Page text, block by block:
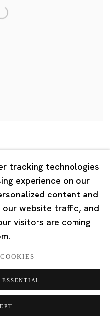
Alyina Zaidi”,
tracking technologies
experience on our
content and
website traffic, and
visitors are coming
ESSENTIAL